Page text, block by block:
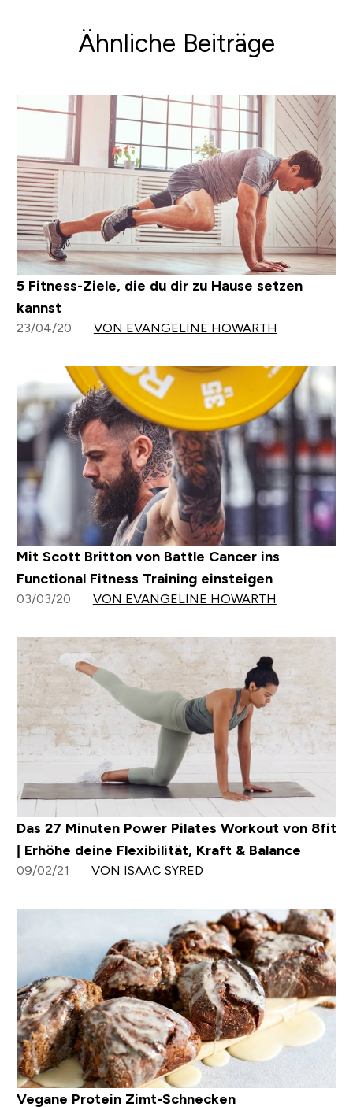
Ähnliche Beiträge
5 Fitness-Ziele, die du dir zu Hause setzen
kannst
23/04/20 VON EVANGELINE HOWARTH
Mit Scott Britton von Battle Cancer ins
Functional Fitness Training einsteigen
03/03/20 VON EVANGELINE HOWARTH
Das 27 Minuten Power Pilates Workout von 8fit
| Erhöhe deine Flexibilität, Kraft & Balance
09/02/21 VON ISAAC SYRED
Vegane Protein Zimt-Schnecken